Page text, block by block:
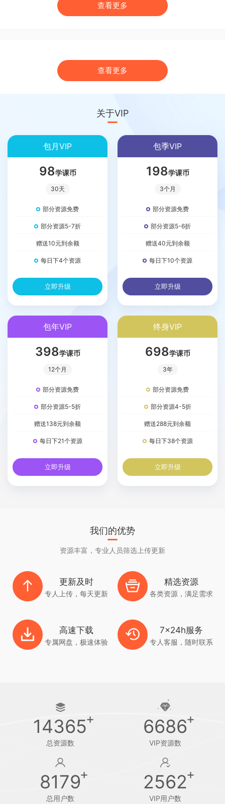
查看更多
查看更多
关于VIP
包月VIP
98学课币
30天
部分资源免费
部分资源5-7折
赠送10元到余额
每日下4个资源
立即升级
包季VIP
198学课币
3个月
部分资源免费
部分资源5-6折
赠送40元到余额
每日下10个资源
立即升级
包年VIP
398学课币
12个月
部分资源免费
部分资源5-5折
赠送138元到余额
每日下21个资源
立即升级
终身VIP
698学课币
3年
部分资源免费
部分资源4-5折
赠送288元到余额
每日下38个资源
立即升级
我们的优势
资源丰富，专业人员筛选上传更新
更新及时
专人上传，每天更新
精选资源
各类资源，满足需求
高速下载
专属网盘，极速体验
7x24h服务
专人客服，随时联系
14365
总资源数
6686
VIP资源数
8179
总用户数
2562
VIP用户数